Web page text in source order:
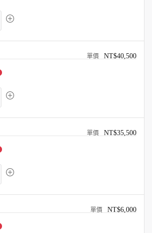
NT$40,500
NT$35,500
NT$6,000